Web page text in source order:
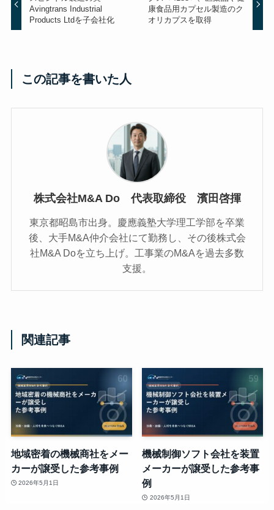
Avingtrans Industrial
Products Ltdを子会社化
康食品用カプセル製造のク
オリカプスを取得
この記事を書いた人
株式会社M&A Do 代表取締役 濱田啓揮
東京都昭島市出身。慶應義塾大学理工学部を卒業
後、大手M&A仲介会社にて勤務し、その後株式会
社M&A Doを立ち上げ。工事業のM&Aを過去多数
支援。
関連記事
地域密着の機械商社をメー
カーが譲受した参考事例
2026年5月1日
機械制御ソフト会社を装置
メーカーが譲受した参考事
例
2026年5月1日